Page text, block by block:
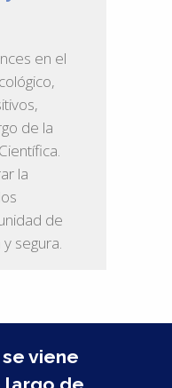
en el
de la
la
de
segura.
viene